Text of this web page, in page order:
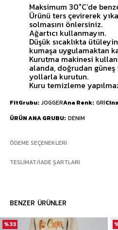
Maksimum 30°C’de
Ürünü ters çevirerek
solmasını önlersiniz.
Ağartıcı kullanmayın.
Düşük sıcaklıkta
kumaşa uygulamaktan
Kurutma makinesi
alanda, doğrudan güneş
yollarla kurutun.
Kuru temizleme
FitGrubu JOGGERAna Renk GRİ
ÜRÜN ANA GRUBU DENIM
ÖDEME SEÇENEKLERI
TESLIMAT/İADE ŞARTLARI
BENZER ÜRÜNLER
%33